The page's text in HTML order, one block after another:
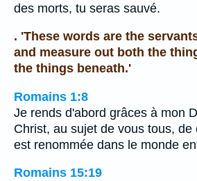
des morts, tu seras sauvé.
. 'These words are the
and measure out both the
the things beneath.'
Romains 1:8
Je rends d'abord grâces à mon
Christ, au sujet de vous tous, de
est renommée dans le monde
Romains 15:19